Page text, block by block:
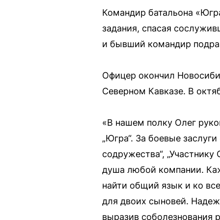
Командир батальона
задания, спасая
и бывший командир
Офицер окончил
Северном Кавказе. В
«В нашем полку Олег
„Югра“. За боевые
содружества“,
душа любой компании.
найти общий язык и ко
для двоих сыновей.
выразив соболезнования